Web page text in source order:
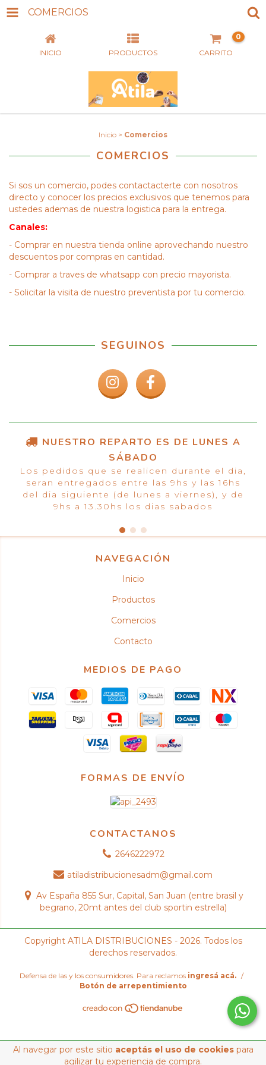
COMERCIOS
INICIO PRODUCTOS CARRITO
0
Al navegar por este sitio aceptás el uso de cookiespara
agilizar tu experiencia de compra.
Inicio > Comercios
COMERCIOS
Si sos un comercio, podes contactacterte con nosotros
directo y conocer los precios exclusivos que tenemos para
ustedes ademas de nuestra logistica para la entrega.
Canales:
- Comprar en nuestra tienda online aprovechando nuestro
descuentos por compras en cantidad.
- Comprar a traves de whatsapp con precio mayorista.
- Solicitar la visita de nuestro preventista por tu comercio.
SEGUINOS
NUESTRO REPARTO ES DE LUNES A
SÁBADO
Los pedidos que se realicen durante el dia,
seran entregados entre las 9hs y las 16hs
del dia siguiente (de lunes a viernes), y de
9hs a 13.30hs los dias sabados
NAVEGACIÓN
Inicio
Productos
Comercios
Contacto
MEDIOS DE PAGO
FORMAS DE ENVÍO
CONTACTANOS
2646222972
atiladistribucionesadm@gmail.com
Av España 855 Sur, Capital, San Juan (entre brasil y
begrano, 20mt antes del club sportin estrella)
Copyright ATILA DISTRIBUCIONES - 2026. Todos los
derechos reservados.
Defensa de las y los consumidores. Para reclamos ingresá acá. /
Botón de arrepentimiento